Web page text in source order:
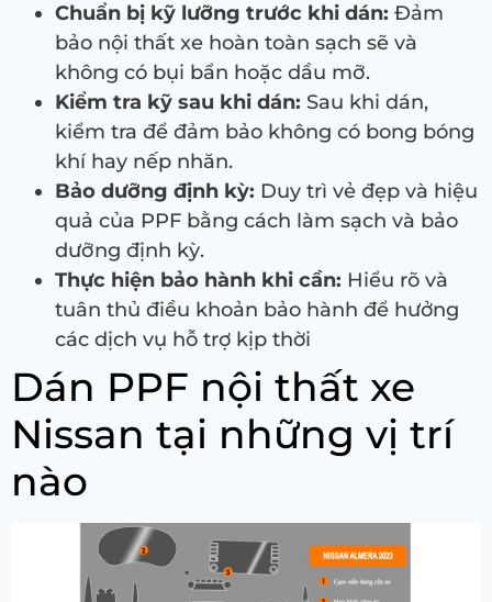
Chuẩn bị kỹ lưỡng trước khi dán: Đảm
bảo nội thất xe hoàn toàn sạch sẽ và
không có bụi bẩn hoặc dầu mỡ.
Kiểm tra kỹ sau khi dán: Sau khi dán,
kiểm tra để đảm bảo không có bong bóng
khí hay nếp nhăn.
Bảo dưỡng định kỳ: Duy trì vẻ đẹp và hiệu
quả của PPF bằng cách làm sạch và bảo
dưỡng định kỳ.
Thực hiện bảo hành khi cần: Hiểu rõ và
tuân thủ điều khoản bảo hành để hưởng
các dịch vụ hỗ trợ kịp thời
Dán PPF nội thất xe
Nissan tại những vị trí
nào